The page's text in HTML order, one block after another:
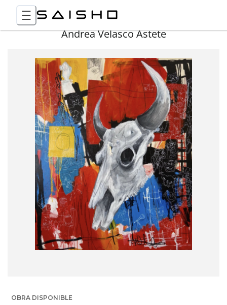
Andrea Velasco Astete
OBRA DISPONIBLE